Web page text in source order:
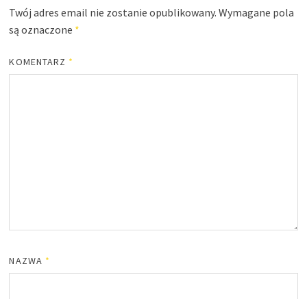
Twój adres email nie zostanie opublikowany. Wymagane pola
są oznaczone *
KOMENTARZ *
NAZWA *